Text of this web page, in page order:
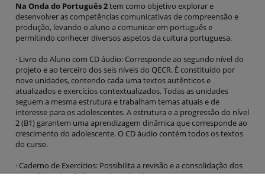
Na Onda do Português 2tem como objetivo explorar e
desenvolver as competências comunicativas de compreensão e
produção, levando o aluno a comunicar em português e
permitindo conhecer diversos aspetos da cultura portuguesa.
· Livro do Aluno com CD áudio: Corresponde ao segundo nível do
projeto e ao terceiro dos seis níveis do QECR. É constituído por
nove unidades, contendo cada uma textos autênticos e
atualizados e exercícios contextualizados. Todas as unidades
seguem a mesma estrutura e trabalham temas atuais e de
interesse para os adolescentes. A estrutura e a progressão do nível
2 (B1) garantem uma aprendizagem dinâmica que corresponde ao
crescimento do adolescente. O CD áudio contém todos os textos
do curso.
· Caderno de Exercícios: Possibilita a revisão e a consolidação dos
conteúdos abordados no Livro do Aluno.